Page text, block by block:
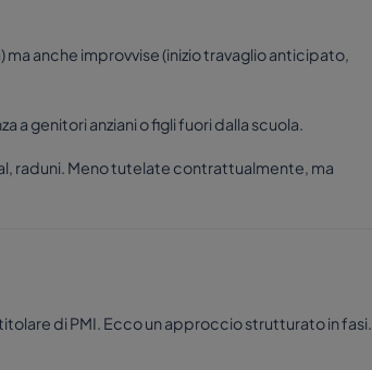
anche improvvise (inizio travaglio anticipato,
a genitori anziani o figli fuori dalla scuola.
raduni. Meno tutelate contrattualmente, ma
di PMI. Ecco un approccio strutturato in fasi.